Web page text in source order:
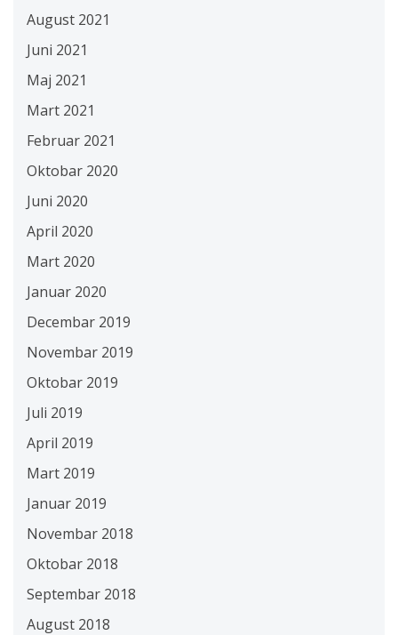
August 2021
Juni 2021
Maj 2021
Mart 2021
Februar 2021
Oktobar 2020
Juni 2020
April 2020
Mart 2020
Januar 2020
Decembar 2019
Novembar 2019
Oktobar 2019
Juli 2019
April 2019
Mart 2019
Januar 2019
Novembar 2018
Oktobar 2018
Septembar 2018
August 2018